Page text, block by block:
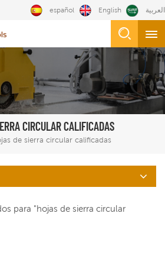
español English العربية
CIRCULAR CALIFICADAS
de sierra circular calificadas
para "hojas de sierra circular